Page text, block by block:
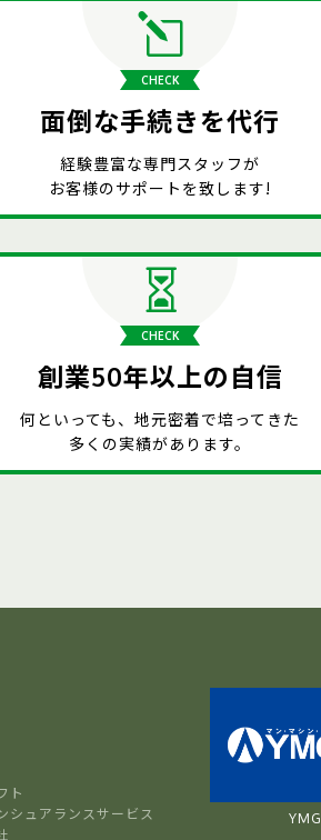
CHECK
面倒な手続きを代行
経験豊富な専門スタッフが
お客様のサポートを致します!
CHECK
創業50年以上の自信
何といっても、地元密着で培ってきた
多くの実績があります。
ト
シュアランスサービス